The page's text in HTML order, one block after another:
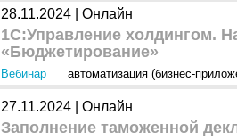
28.11.2024 | Онлайн
1С:Управление холдингом.
«Бюджетирование»
Вебинар автоматизация (бизнес-
27.11.2024 | Онлайн
Заполнение таможенной